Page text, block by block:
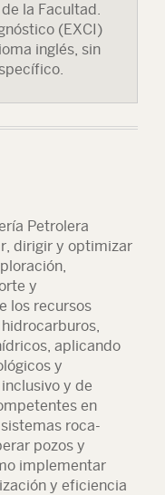
la Facultad.
(EXCI)
inglés, sin
Petrolera
dirigir y optimizar
y
los recursos
aplicando
y
y de
en
roca-
pozos y
implementar
y eficiencia